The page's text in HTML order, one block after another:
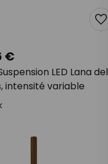
LED Lana del
intensité variable
€